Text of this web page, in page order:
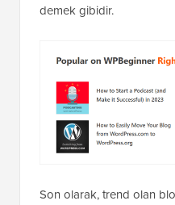
demek gibidir.
Son olarak, trend olan